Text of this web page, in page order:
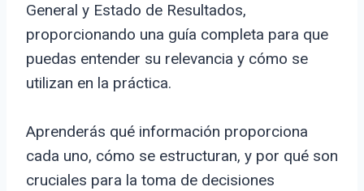
General y Estado de Resultados,
proporcionando una guía completa para que
puedas entender su relevancia y cómo se
utilizan en la práctica.
Aprenderás qué información proporciona
cada uno, cómo se estructuran, y por qué son
cruciales para la toma de decisiones